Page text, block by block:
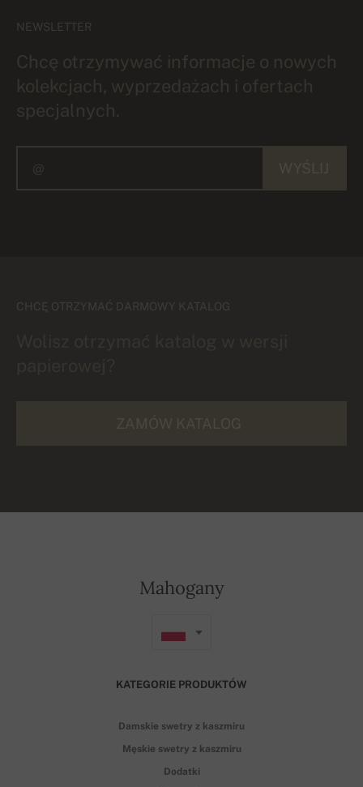
NEWSLETTER
Chcę otrzymywać informacje o nowych
kolekcjach, wyprzedażach i ofertach
specjalnych.
CHCĘ OTRZYMAĆ DARMOWY KATALOG
Mahogany
KATEGORIE PRODUKTÓW
Damskie swetry z kaszmiru
Męskie swetry z kaszmiru
Dodatki